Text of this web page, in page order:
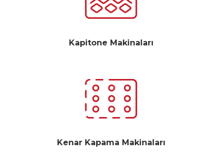
Kapitone Makinaları
Kenar Kapama Makinaları